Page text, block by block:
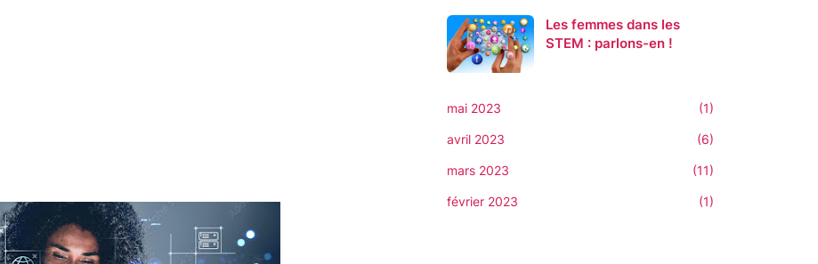
Les femmes dans les
STEM : parlons-en !
mai 2023 (1)
avril 2023 (6)
mars 2023 (11)
février 2023 (1)